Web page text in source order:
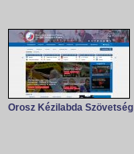
Orosz Kézilabda Szövetség